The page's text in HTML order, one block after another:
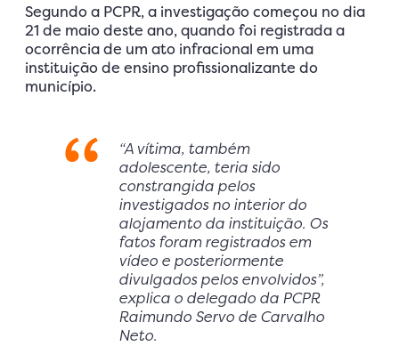
Segundo a PCPR, a investigação começou no dia
21 de maio deste ano, quando foi registrada a
ocorrência de um ato infracional em uma
instituição de ensino profissionalizante do
município.
“A vítima, também
adolescente, teria sido
constrangida pelos
investigados no interior do
alojamento da instituição. Os
fatos foram registrados em
vídeo e posteriormente
divulgados pelos envolvidos”,
explica o delegado da PCPR
Raimundo Servo de Carvalho
Neto.